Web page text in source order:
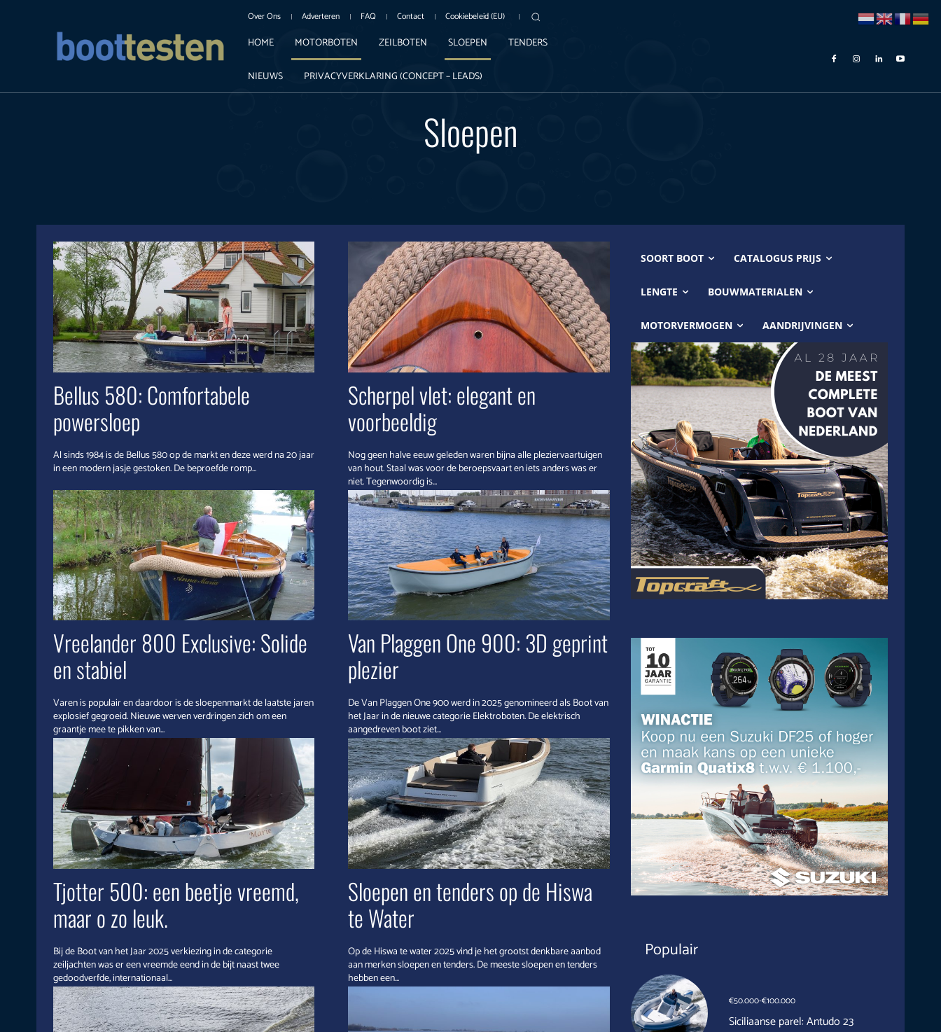
Over Ons Adverteren FAQ Contact Cookiebeleid (EU)
HOME MOTORBOTEN ZEILBOTEN SLOEPEN TENDERS
NIEUWS PRIVACYVERKLARING (CONCEPT – LEADS)
Sloepen
Bellus 580: Comfortabele
powersloep
Al sinds 1984 is de Bellus 580 op de markt en deze werd na 20 jaar
in een modern jasje gestoken. De beproefde romp...
Scherpel vlet: elegant en
voorbeeldig
Nog geen halve eeuw geleden waren bijna alle pleziervaartuigen
van hout. Staal was voor de beroepsvaart en iets anders was er
niet. Tegenwoordig is...
Vreelander 800 Exclusive: Solide
en stabiel
Varen is populair en daardoor is de sloepenmarkt de laatste jaren
explosief gegroeid. Nieuwe werven verdringen zich om een
graantje mee te pikken van...
Van Plaggen One 900: 3D geprint
plezier
De Van Plaggen One 900 werd in 2025 genomineerd als Boot van
het Jaar in de nieuwe categorie Elektroboten. De elektrisch
aangedreven boot ziet...
Tjotter 500: een beetje vreemd,
maar o zo leuk.
Bij de Boot van het Jaar 2025 verkiezing in de categorie
zeiljachten was er een vreemde eend in de bijt naast twee
gedoodverfde, internationaal...
Sloepen en tenders op de Hiswa
te Water
Op de Hiswa te water 2025 vind je het grootst denkbare aanbod
aan merken sloepen en tenders. De meeste sloepen en tenders
hebben een...
SOORT BOOT CATALOGUS PRIJS
LENGTE BOUWMATERIALEN
MOTORVERMOGEN AANDRIJVINGEN
Populair
€50.000-€100.000
Siciliaanse parel: Antudo 23